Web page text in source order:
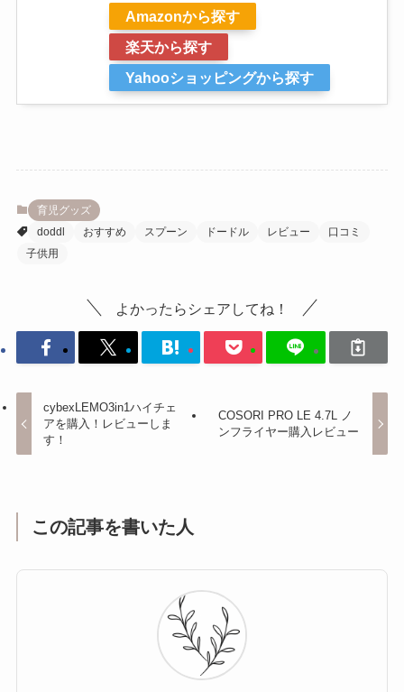
Amazonから探す
楽天から探す
Yahooショッピングから探す
育児グッズ
doddl
おすすめ スプーン ドードル レビュー
口コミ
子供用
よかったらシェアしてね！
cybexLEMO3in1ハイチェ
アを購入！レビューしま
す！
COSORI PRO LE 4.7L ノ
ンフライヤー購入レビュー
この記事を書いた人